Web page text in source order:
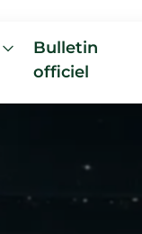
Bulletin
officiel